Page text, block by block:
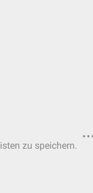
zu speichern.